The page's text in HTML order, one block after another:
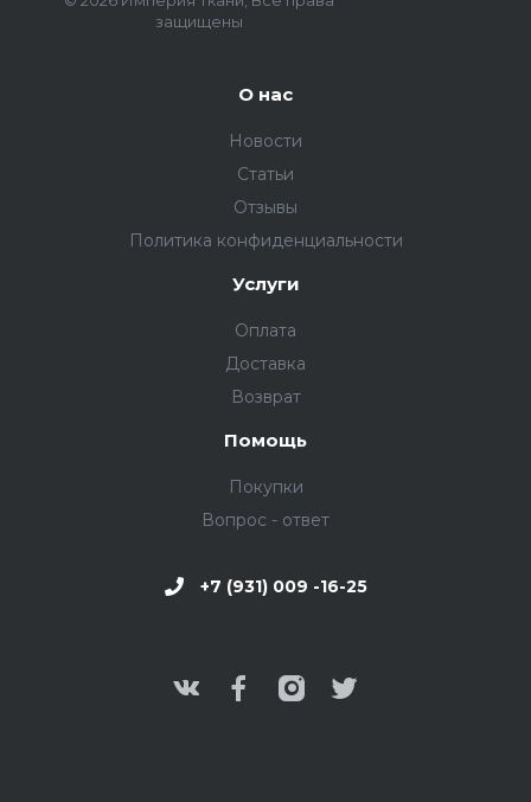
защищены
О нас
Новости
Статьи
Отзывы
Политика конфиденциальности
Услуги
Оплата
Доставка
Возврат
Помощь
Покупки
Вопрос - ответ
+7 (931) 009 -16-25